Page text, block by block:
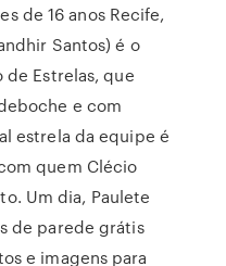
de 16 anos Recife,
Santos) é o
Estrelas, que
e com
estrela da equipe é
quem Clécio
Um dia, Paulete
de parede grátis
e imagens para